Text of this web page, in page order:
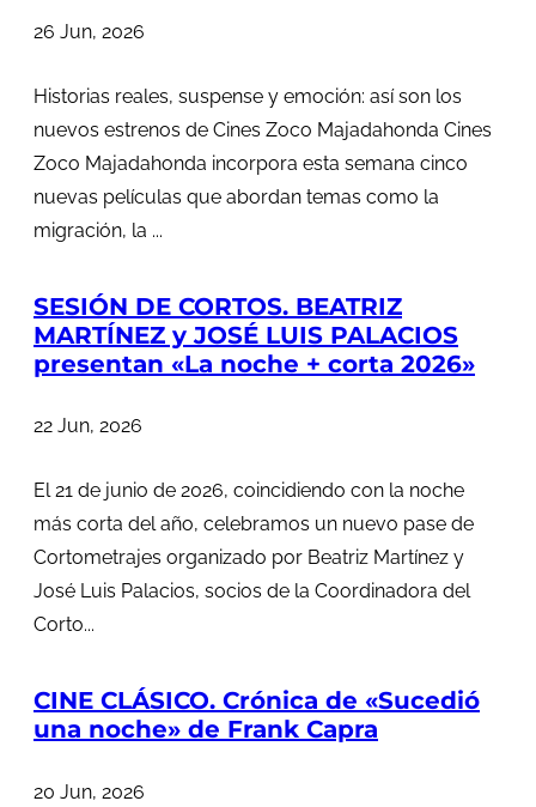
26 Jun, 2026
Historias reales, suspense y emoción: así son los
nuevos estrenos de Cines Zoco Majadahonda Cines
Zoco Majadahonda incorpora esta semana cinco
nuevas películas que abordan temas como la
migración, la ...
SESIÓN DE CORTOS. BEATRIZ
MARTÍNEZ y JOSÉ LUIS PALACIOS
presentan «La noche + corta 2026»
22 Jun, 2026
El 21 de junio de 2026, coincidiendo con la noche
más corta del año, celebramos un nuevo pase de
Cortometrajes organizado por Beatriz Martínez y
José Luis Palacios, socios de la Coordinadora del
Corto...
CINE CLÁSICO. Crónica de «Sucedió
una noche» de Frank Capra
20 Jun, 2026